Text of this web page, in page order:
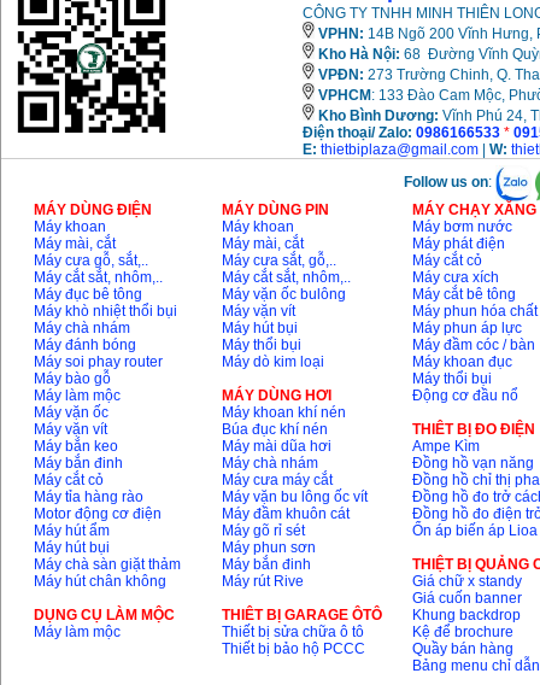
Máy khoan Bosch đa
năng GBH 2-26DRE
(800W)
Giá: 3980000
xăng Stihl MS661
Máy cắt góc đa năng
Makita LS1019L
(1510W)
Giá: 14068000
Bộ máy khoan 100
chi tiết Bosch GSB
13RE (650W)
Giá:
Máy khoan Bosch
GSB 16RE (750W)
Giá: 1850000
Động cơ xăng Honda
GX160 (5.5HP)
Giá:7200000
CÔNG TY TNHH MINH THIÊN
VPHN: 14B Ngõ 200 Vĩnh Hưng,
Kho Hà Nội: 68 Đường Vĩnh
VPĐN: 273 Trường Chinh, Q.
VPHCM : 133 Đào Cam Mộc,
Kho Bình Dương: Vĩnh Phú 24,
Điện thoại/ Zalo: 0986166533 *
E: thietbiplaza@gmail.com W:
Follow us on:
MÁY DÙNG ĐIỆN
Máy khoan
Máy mài, cắt
Máy cưa gỗ, sắt,..
Máy cắt sắt, nhôm,..
Máy đục bê tông
Máy khò nhiệt thổi bụi
Máy chà nhám
Máy đánh bóng
Máy soi phay router
Máy bào gỗ
Máy làm mộc
Máy vặn ốc
Máy vặn vít
Máy bắn keo
Máy bắn đinh
Máy cắt cỏ
Máy tỉa hàng rào
Motor động cơ điện
Máy hút ẩm
Máy hút bụi
Máy chà sàn giặt thảm
Máy hút chân không
DỤNG CỤ LÀM MỘC
Máy làm mộc
MÁY DÙNG PIN
Máy khoan
Máy mài, cắt
Máy cưa sắt, gỗ,..
Máy cắt sắt, nhôm,..
Máy vặn ốc bulông
Máy vặn vít
Máy hút bụi
Máy thổi bụi
Máy dò kim loại
MÁY DÙNG HƠI
Máy khoan khí nén
Búa đục khí nén
Máy mài dũa hơi
Máy chà nhám
Máy cưa máy cắt
Máy vặn bu lông ốc vít
Máy đầm khuôn cát
Máy gõ rỉ sét
Máy phun sơn
Máy bắn đinh
Máy rút Rive
THIÊT BỊ GARAGE ÔTÔ
Thiết bị sửa chữa ô tô
Thiết bị bảo hộ PCCC
MÁY CHẠY
Máy bơm nước
Máy phát điện
Máy cắt cỏ
Máy cưa xích
Máy cắt bê tông
Máy phun hóa chất
Máy phun áp lực
Máy đầm cóc / bàn
Máy khoan đục
Máy thổi bụi
Động cơ đầu nổ
THIÊT BỊ ĐO ĐIỆN
Ampe Kìm
Đồng hồ vạn năng
Đồng hồ chỉ thị pha
Đồng hồ đo trở
Đồng hồ đo điện
Ổn áp biến áp Lioa
THIỆT BỊ QUẢNG
Giá chữ x standy
Giá cuốn banner
Khung backdrop
Kệ để brochure
Quầy bán hàng
Bảng menu chỉ dẫn